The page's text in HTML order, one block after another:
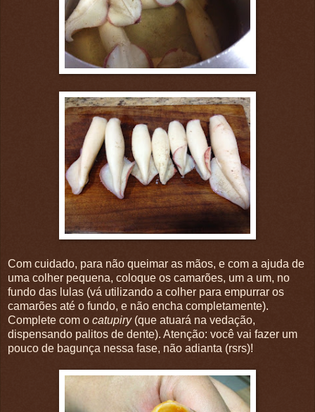
Com cuidado, para não queimar as mãos, e com a ajuda de
uma colher pequena, coloque os camarões, um a um, no
fundo das lulas (vá utilizando a colher para empurrar os
camarões até o fundo, e não encha completamente).
Complete com o catupiry(que atuará na vedação,
dispensando palitos de dente). Atenção: você vai fazer um
pouco de bagunça nessa fase, não adianta (rsrs)!